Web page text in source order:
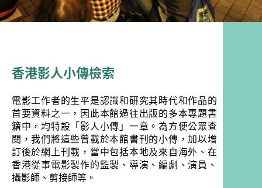
香港影人小傳檢索
電影工作者的生平是認識和研究其時代和作品的
首要資料之一，因此本館過往出版的多本專題書
籍中，均特設「影人小傳」一章。為方便公眾查
閱，我們將這些曾載於本館書刊的小傳，加以增
訂後於網上刊載，當中包括本地及來自海外、在
香港從事電影製作的監製、導演、編劇、演員、
攝影師、剪接師等。